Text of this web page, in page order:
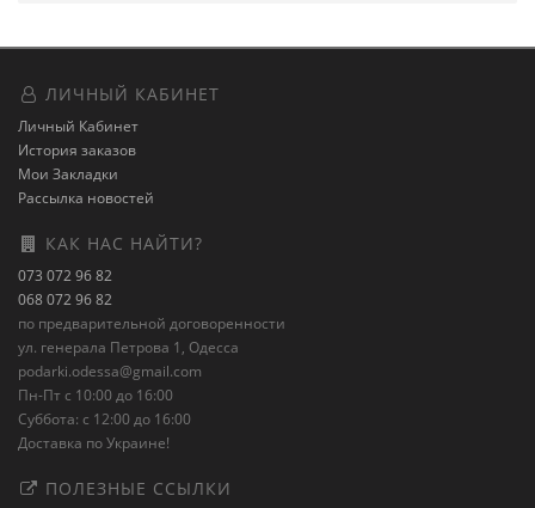
ЛИЧНЫЙ КАБИНЕТ
Личный Кабинет
История заказов
Мои Закладки
Рассылка новостей
КАК НАС НАЙТИ?
073 072 96 82
068 072 96 82
по предварительной договоренности
ул. генерала Петрова 1, Одесса
podarki.odessa@gmail.com
Пн-Пт с 10:00 до 16:00
Суббота: с 12:00 до 16:00
Доставка по Украине!
ПОЛЕЗНЫЕ ССЫЛКИ